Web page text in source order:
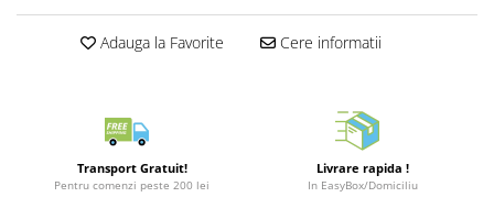
Cani/Pahare
Adauga la Favorite Cere informatii
Transport Gratuit!
Pentru comenzi peste 200 lei
Livrare rapida !
In EasyBox/Domiciliu